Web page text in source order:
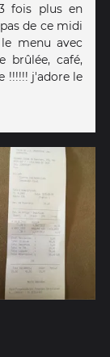
fois plus en
de ce midi
menu avec
brûlée, café,
!!!!!! j'adore le